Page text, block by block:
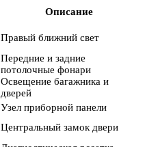
Описание
Правый ближний свет
Передние и задние
потолочные фонари
Освещение багажника и
дверей
Узел приборной панели
Центральный замок двери